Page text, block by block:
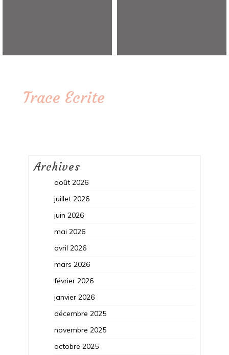
Trace Ecrite
Archives
août 2026
juillet 2026
juin 2026
mai 2026
avril 2026
mars 2026
février 2026
janvier 2026
décembre 2025
novembre 2025
octobre 2025